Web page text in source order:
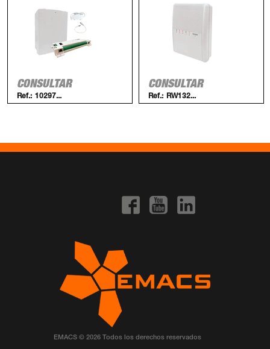
CONSULTAR
Ref.: 10297...
CONSULTAR
Ref.: RW132...
EMACS © 2026 Todos los derechos reservados